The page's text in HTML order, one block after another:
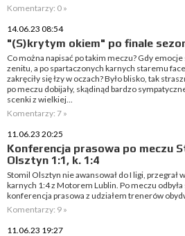
Komentarzy: 0 »
14.06.23 08:54
"(S)krytym okiem" po finale
Co można napisać po takim meczu? Gdy emocje
zenitu, a po spartaczonych karnych staremu
zakręciły się łzy w oczach? Było blisko, tak
po meczu dobijały, skądinąd bardzo
scenki z wielkiej...
Komentarzy: 7 »
11.06.23 20:25
Konferencja prasowa po meczu
Olsztyn 1:1, k. 1:4
Stomil Olsztyn nie awansował do I ligi, przegrał
karnych 1:4 z Motorem Lublin. Po meczu odbyła
konferencja prasowa z udziałem trenerów
Komentarzy: 9 »
11.06.23 19:27